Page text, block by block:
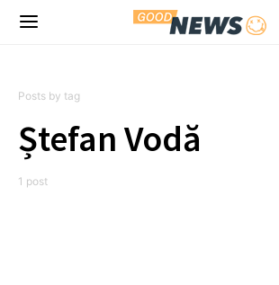
Posts by tag
Ștefan Vodă
1 post